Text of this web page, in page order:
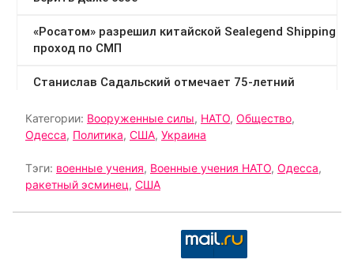
Категории: Вооруженные силы, НАТО, Общество,
Одесса, Политика, США, Украина
Тэги: военные учения, Военные учения НАТО, Одесса,
ракетный эсминец, США